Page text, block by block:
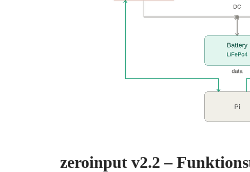
zeroinput v2.2 –